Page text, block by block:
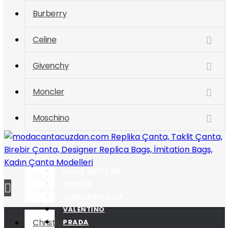
Burberry
Celine
Givenchy
Moncler
Moschino
modacantacuzdan.com Replika Çanta, Taklit Çanta,
Birebir Çanta, Designer Replica Bags, İmitation Bags,
Kadın Çanta Modelleri
ÜRÜN
KATEGORILERI
Christian
VALENTINO
PRADA